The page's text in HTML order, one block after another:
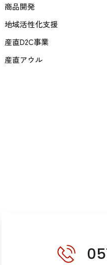
商品開発
地域活性化支援
産直D2C事業
産直アウル